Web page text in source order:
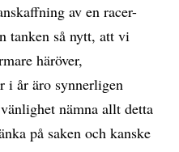
av en racer-
tanken så nytt, att vi
häröver,
i år äro synnerligen
nämna allt detta
på saken och kanske